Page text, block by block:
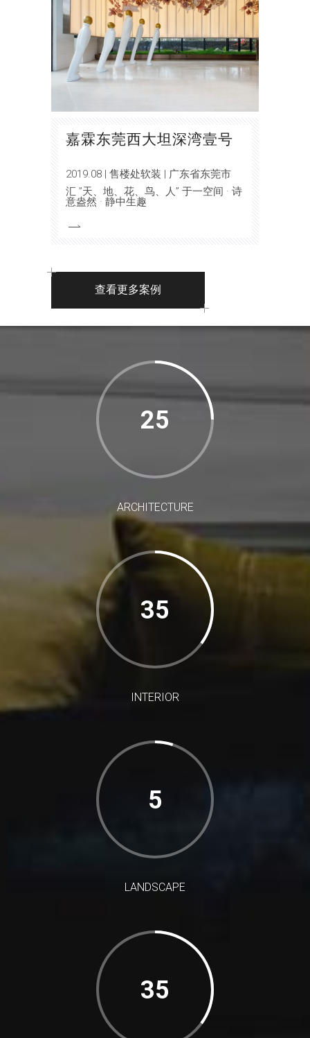
嘉霖东莞西大坦深湾壹号
2019.08 | 售楼处软装 | 广东省东莞市
汇 ”天、地、花、鸟、人” 于一空间 · 诗
意盎然 · 静中生趣
查看更多案例
25
ARCHITECTURE
35
INTERIOR
5
LANDSCAPE
35